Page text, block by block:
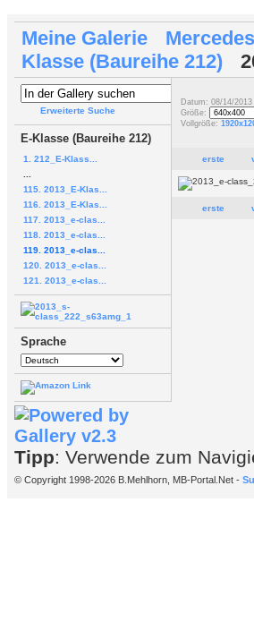
Meine Galerie
Klasse (Baureihe 212)
Erweiterte Suche
E-Klasse (Baureihe 212)
1. 212_E-Klass...
115. 2013_E-Klas...
116. 2013_E-Klas...
117. 2013_e-clas...
118. 2013_e-clas...
119. 2013_e-clas...
120. 2013_e-clas...
121. 2013_e-clas...
Sprache
Datum: 08/14/2013
Größe:
Vollgröße:
erste
erste
Tipp: Verwende zum
© Copyright 1998-2026 B.Mehlhorn, MB-Portal.Net -